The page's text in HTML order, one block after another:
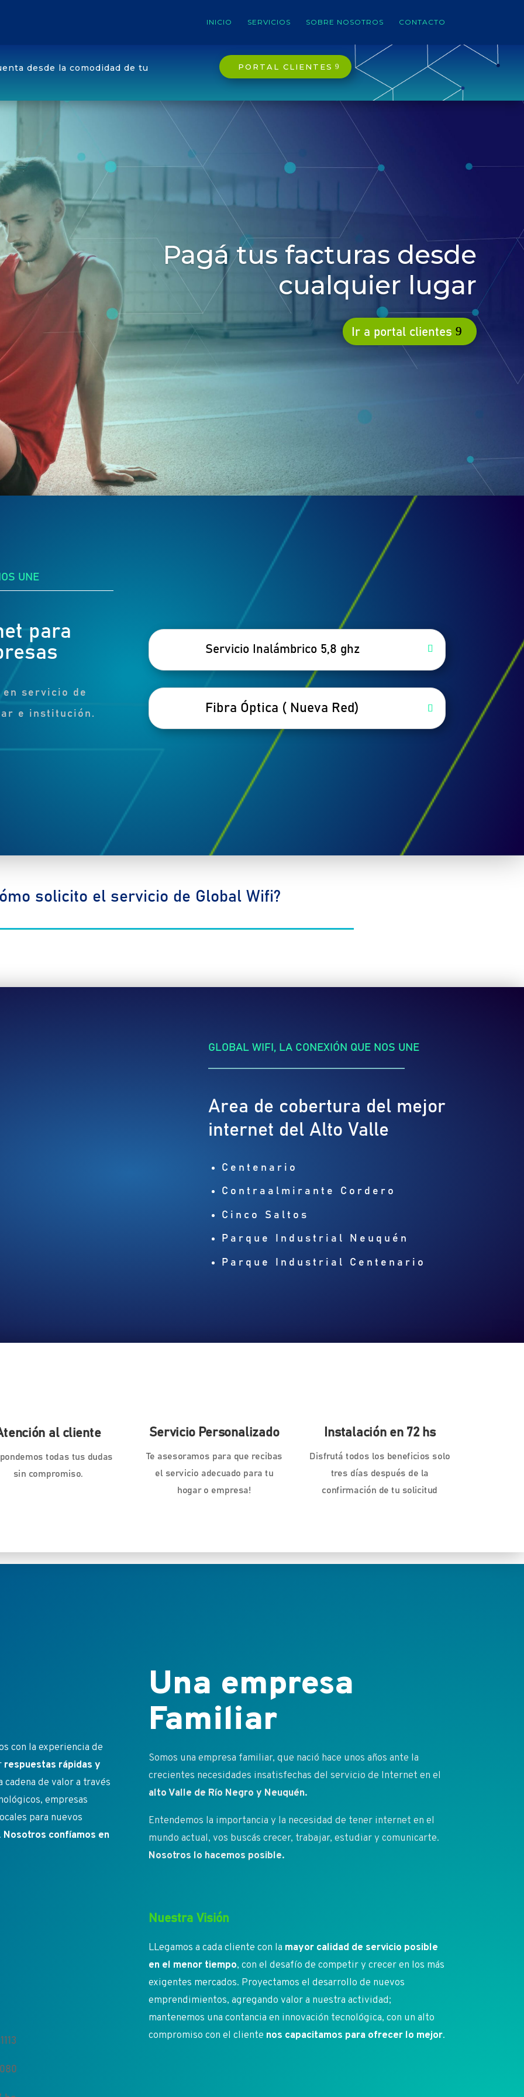
INICIO SERVICIOS SOBRE NOSOTROS CONTACTO
desde la comodidad de tu PORTAL CLIENTES
Pagá tus facturas desde
cualquier lugar
Ir a portal clientes
UNE
para
servicio de
e institución.
Servicio Inalámbrico 5,8 ghz
Fibra Óptica ( Nueva Red)
solicito el servicio de Global Wifi?
GLOBAL WIFI, LA CONEXIÓN QUE NOS UNE
Area de cobertura del mejor
internet del Alto Valle
Centenario
Contraalmirante Cordero
Cinco Saltos
Parque Industrial Neuquén
Parque Industrial Centenario
al cliente
todas tus dudas
sin compromiso.
Servicio Personalizado
Te asesoramos para que recibas
el servicio adecuado para tu
hogar o empresa!
Instalación en 72 hs
Disfrutá todos los beneficios solo
tres días después de la
confirmación de tu solicitud
con la experiencia de
respuestas rápidas y
de valor a través
empresas
para nuevos
Nosotros confíamos en
Una empresa
Familiar
Somos una empresa familiar, que nació hace unos años ante la
crecientes necesidades insatisfechas del servicio de Internet en el
alto Valle de Río Negro y Neuquén.
Entendemos la importancia y la necesidad de tener internet en el
mundo actual, vos buscás crecer, trabajar, estudiar y comunicarte.
Nosotros lo hacemos posible.
Nuestra Visión
LLegamos a cada cliente con la mayor calidad de servicio posible
en el menor tiempo, con el desafío de competir y crecer en los más
exigentes mercados. Proyectamos el desarrollo de nuevos
emprendimientos, agregando valor a nuestra actividad;
mantenemos una contancia en innovación tecnológica, con un alto
compromiso con el cliente nos capacitamos para ofrecer lo mejor.